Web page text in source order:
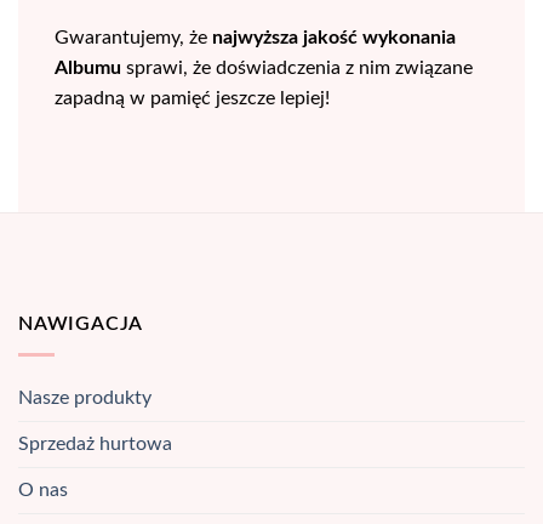
Gwarantujemy, że najwyższa jakość wykonania
Albumu sprawi, że doświadczenia z nim związane
zapadną w pamięć jeszcze lepiej!
NAWIGACJA
Nasze produkty
Sprzedaż hurtowa
O nas